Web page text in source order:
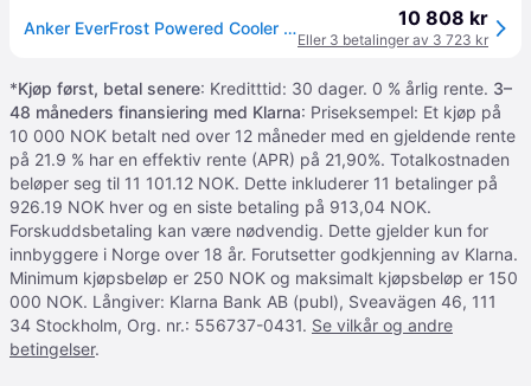
Anker EverFrost Powered Cooler 30 - Bærbar kjøler - utendørs - bredde: 74.2 cm - dybde: 46.4 cm - høyde: 48.9 cm - 33 liter - Klasse F 10 808 kr
Eller 3 betalinger av 3 723 kr
*Kjøp først, betal senere: Kreditttid: 30 dager. 0 % årlig rente. 3–
48 måneders finansiering med Klarna: Priseksempel: Et kjøp på
10 000 NOK betalt ned over 12 måneder med en gjeldende rente
på 21.9 % har en effektiv rente (APR) på 21,90%. Totalkostnaden
beløper seg til 11 101.12 NOK. Dette inkluderer 11 betalinger på
926.19 NOK hver og en siste betaling på 913,04 NOK.
Forskuddsbetaling kan være nødvendig. Dette gjelder kun for
innbyggere i Norge over 18 år. Forutsetter godkjenning av Klarna.
Minimum kjøpsbeløp er 250 NOK og maksimalt kjøpsbeløp er 150
000 NOK. Långiver: Klarna Bank AB (publ), Sveavägen 46, 111
34 Stockholm, Org. nr.: 556737-0431. Se vilkår og andre
betingelser.